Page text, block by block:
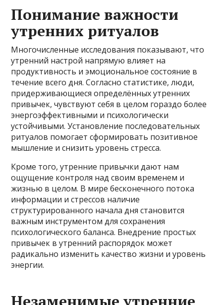
Понимание важности
утренних ритуалов
Многочисленные исследования показывают, что
утренний настрой напрямую влияет на
продуктивность и эмоциональное состояние в
течение всего дня. Согласно статистике, люди,
придерживающиеся определённых утренних
привычек, чувствуют себя в целом гораздо более
энергоэффективными и психологически
устойчивыми. Установление последовательных
ритуалов помогает сформировать позитивное
мышление и снизить уровень стресса.
Кроме того, утренние привычки дают нам
ощущение контроля над своим временем и
жизнью в целом. В мире бесконечного потока
информации и стрессов наличие
структурированного начала дня становится
важным инструментом для сохранения
психологического баланса. Внедрение простых
привычек в утренний распорядок может
радикально изменить качество жизни и уровень
энергии.
Незаменимые утренние